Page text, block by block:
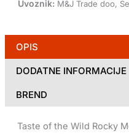
Uvoznik: M&J Trade doo,
OPIS
DODATNE INFORMACIJE
BREND
Taste of the Wild Rocky